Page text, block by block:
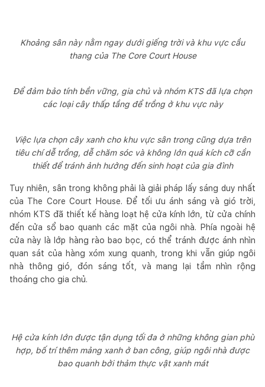
Khoảng sân này nằm ngay dưới giếng trời và khu vực cầu
thang của The Core Court House
Để đảm bảo tính bền vững, gia chủ và nhóm KTS đã lựa chọn
các loại cây thấp tầng để trồng ở khu vực này
Việc lựa chọn cây xanh cho khu vực sân trong cũng dựa trên
tiêu chí dễ trồng, dễ chăm sóc và không lớn quá kích cỡ cần
thiết để tránh ảnh hưởng đến sinh hoạt của gia đình
Tuy nhiên, sân trong không phải là giải pháp lấy sáng duy nhất
của The Core Court House. Để tối ưu ánh sáng và gió trời,
nhóm KTS đã thiết kế hàng loạt hệ cửa kính lớn, từ cửa chính
đến cửa sổ bao quanh các mặt của ngôi nhà. Phía ngoài hệ
cửa này là lớp hàng rào bao bọc, có thể tránh được ánh nhìn
quan sát của hàng xóm xung quanh, trong khi vẫn giúp ngôi
nhà thông gió, đón sáng tốt, và mang lại tầm nhìn rộng
thoáng cho gia chủ.
Hệ cửa kính lớn được tận dụng tối đa ở những không gian phù
hợp, bố trí thêm mảng xanh ở ban công, giúp ngôi nhà được
bao quanh bởi thảm thực vật xanh mát